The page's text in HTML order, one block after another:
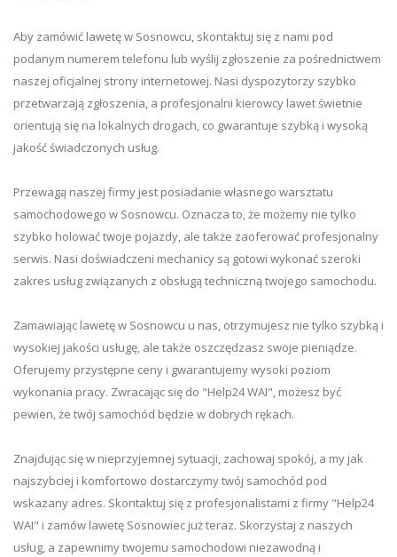
Aby zamówić lawetę w Sosnowcu, skontaktuj się z nami pod
podanym numerem telefonu lub wyślij zgłoszenie za pośrednictwem
naszej oficjalnej strony internetowej. Nasi dyspozytorzy szybko
przetwarzają zgłoszenia, a profesjonalni kierowcy lawet świetnie
orientują się na lokalnych drogach, co gwarantuje szybką i wysoką
jakość świadczonych usług.
Przewagą naszej firmy jest posiadanie własnego warsztatu
samochodowego w Sosnowcu. Oznacza to, że możemy nie tylko
szybko holować twoje pojazdy, ale także zaoferować profesjonalny
serwis. Nasi doświadczeni mechanicy są gotowi wykonać szeroki
zakres usług związanych z obsługą techniczną twojego samochodu.
Zamawiając lawetę w Sosnowcu u nas, otrzymujesz nie tylko szybką i
wysokiej jakości usługę, ale także oszczędzasz swoje pieniądze.
Oferujemy przystępne ceny i gwarantujemy wysoki poziom
wykonania pracy. Zwracając się do "Help24 WAI", możesz być
pewien, że twój samochód będzie w dobrych rękach.
Znajdując się w nieprzyjemnej sytuacji, zachowaj spokój, a my jak
najszybciej i komfortowo dostarczymy twój samochód pod
wskazany adres. Skontaktuj się z profesjonalistami z firmy "Help24
WAI" i zamów lawetę Sosnowiec już teraz. Skorzystaj z naszych
usług, a zapewnimy twojemu samochodowi niezawodną i